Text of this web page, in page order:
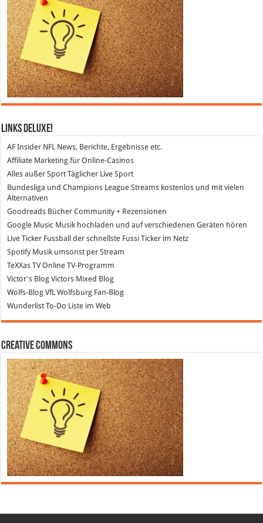
Links DeLuXe!
AF Insider NFL News, Berichte, Ergebnisse etc.
Affiliate Marketing für Online-Casinos
Alles außer Sport Täglicher Live Sport
Bundesliga und Champions League Streams kostenlos und mit vielen
Alternativen
Goodreads Bücher Community + Rezensionen
Google Music Musik hochladen und auf verschiedenen Geräten hören
Live Ticker Fussball
der schnellste Fussi Ticker im Netz
SpotifyMusik umsonst per Stream
TeXXas TVOnline TV-Programm
Victor's Blog Victors Mixed Blog
Wolfs-Blog VfL Wolfsburg Fan-Blog
Wunderlist To-Do Liste im Web
Creative Commons